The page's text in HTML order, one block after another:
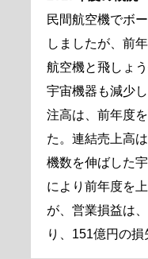
民間航空機でボ
しましたが、前
航空機と飛しょ
宇宙機器も減少
注高は、前年度
た。連結売上高
機数を伸ばした
により前年度を
が、営業損益は
り、151億円の損